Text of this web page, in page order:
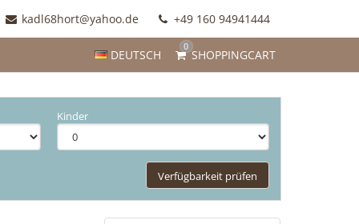
kadl68hort@yahoo.de +49 160 94941444
DEUTSCH
0
SHOPPINGCART
Kinder
Verfügbarkeit prüfen